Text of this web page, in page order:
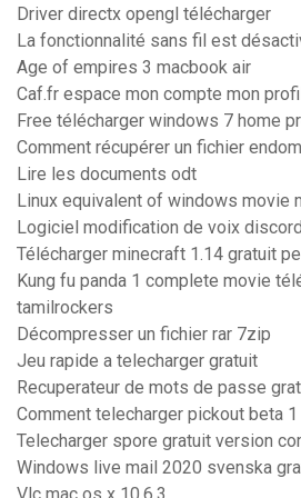
Driver directx opengl télécharger
La fonctionnalité sans fil est
Age of empires 3 macbook air
Caf.fr espace mon compte mon profil
Free télécharger windows 7 home
Comment récupérer un fichier
Lire les documents odt
Linux equivalent of windows movie
Logiciel modification de voix discord
Télécharger minecraft 1.14 gratuit pe
Kung fu panda 1 complete movie
tamilrockers
Décompresser un fichier rar 7zip
Jeu rapide a telecharger gratuit
Recuperateur de mots de passe
Comment telecharger pickout beta 1
Telecharger spore gratuit version
Windows live mail 2020 svenska